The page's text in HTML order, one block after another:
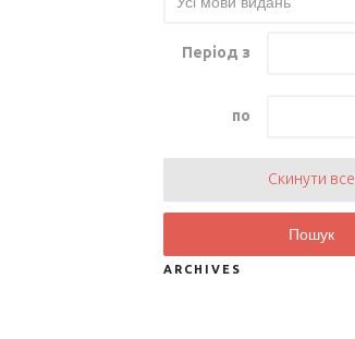
Період з
по
Скинути все
Пошук
ARCHIVES